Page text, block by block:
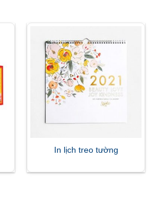
In lịch treo tường